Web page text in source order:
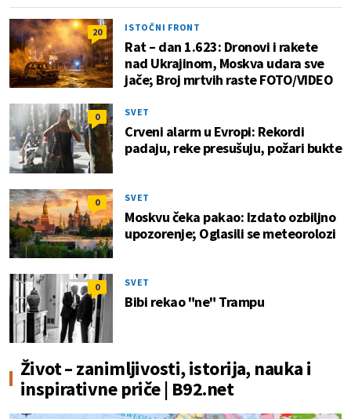
20 ISTOČNI FRONT
Rat – dan 1.623: Dronovi i rakete
nad Ukrajinom, Moskva udara sve
jače; Broj mrtvih raste FOTO/VIDEO
0 SVET
Crveni alarm u Evropi: Rekordi
padaju, reke presušuju, požari bukte
0 SVET
Moskvu čeka pakao: Izdato ozbiljno
upozorenje; Oglasili se meteorolozi
0 SVET
Bibi rekao "ne" Trampu
Život – zanimljivosti, istorija, nauka i
inspirativne priče | B92.net